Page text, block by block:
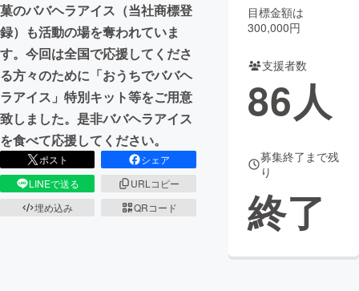
CAMPFIREふるさと納税machi-ya コミュニティ
菓のババヘラアイス（当社商標登
録）も活動の場を奪われていま
す。今回は全国で応援してくださ
る方々のために「おうちでババヘ
ラアイス」特別キット等をご用意
致しました。是非ババヘラアイス
を食べて応援してください。
ポスト
シェア
LINEで送る
URLコピー
埋め込み
QRコード
目標金額は
300,000円
支援者数
86人
募集終了まで残
り
終了